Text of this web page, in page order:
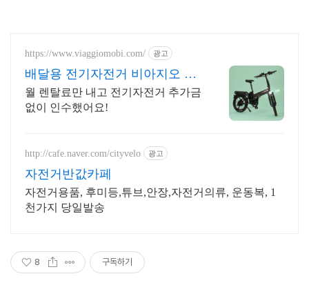
https://www.viaggiomobi.com/ 광고
배달용 전기자전거 비아지오 할
부보다 가뿐하게 자전거마련
월 렌탈료만 내고 전기자전거 추가금
없이 인수했어요!
http://cafe.naver.com/cityvelo 광고
자전거반값카페
자전거용품, 후미등,튜브,안장,자전거의류, 운동복, 1
천가지 당일발송
8 구독하기